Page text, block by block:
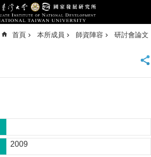
首頁 本所成員 師資陣容 研討會論文
2009